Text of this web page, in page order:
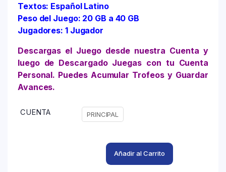
Textos: Español Latino
Peso del Juego: 20 GB a 40 GB
Jugadores: 1 Jugador
Descargas el Juego desde nuestra Cuenta y
luego de Descargado Juegas con tu Cuenta
Personal. Puedes Acumular Trofeos y Guardar
Avances.
CUENTA PRINCIPAL
Añadir al Carrito